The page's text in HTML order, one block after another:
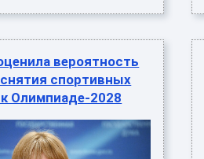
вероятность
спортивных
Олимпиаде-2028